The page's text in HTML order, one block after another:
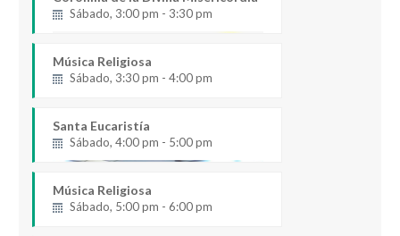
Sábado, 3:00 pm - 3:30 pm
Música Religiosa
Sábado, 3:30 pm - 4:00 pm
Santa Eucaristía
Sábado, 4:00 pm - 5:00 pm
Música Religiosa
Sábado, 5:00 pm - 6:00 pm